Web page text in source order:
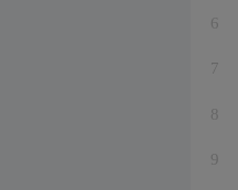
6
7
8
9